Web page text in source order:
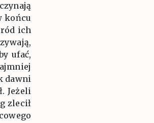
końcu
ich
ufać,
dawni
Jeżeli
zlecił